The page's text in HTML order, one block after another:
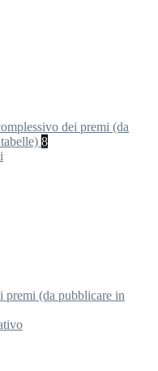
dei premi (da
8
premi (da pubblicare in